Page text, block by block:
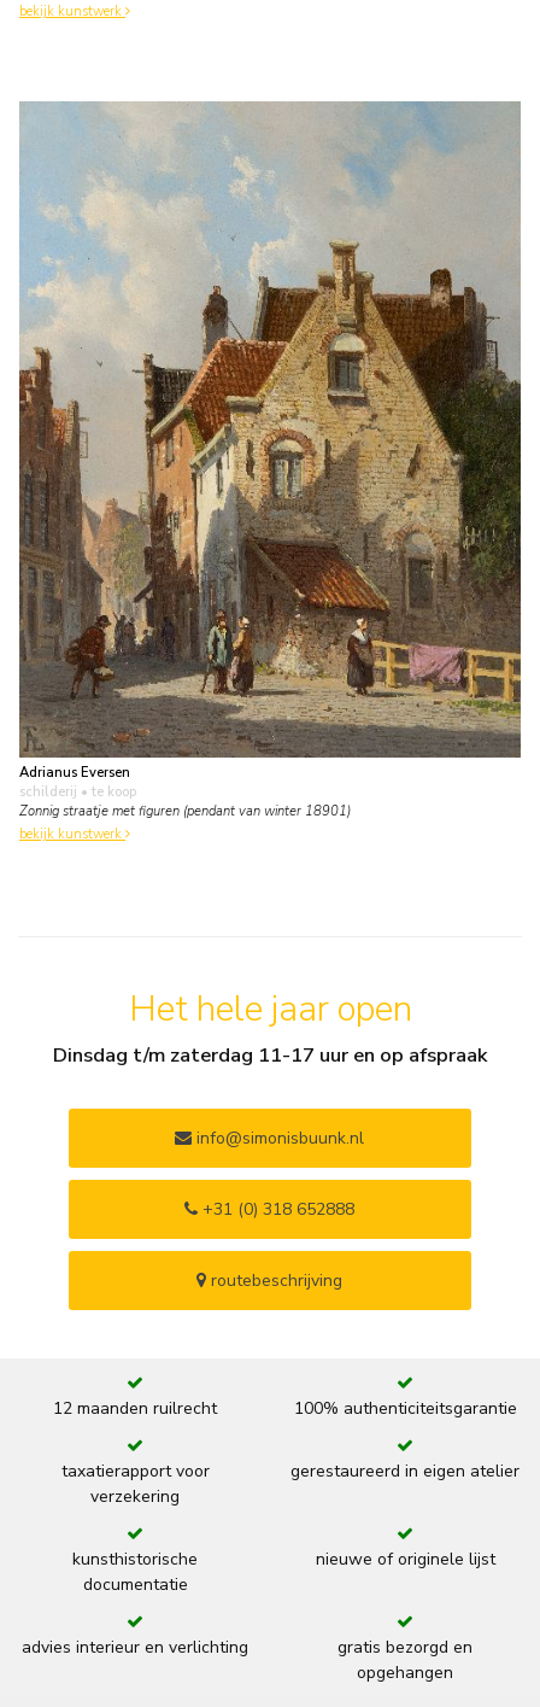
bekijk kunstwerk
Adrianus Eversen
schilderij • te koop
Zonnig straatje met figuren (pendant van winter 18901)
bekijk kunstwerk
Het hele jaar open
Dinsdag t/m zaterdag 11-17 uur en op afspraak
info@simonisbuunk.nl
+31 (0) 318 652888
routebeschrijving
12 maanden ruilrecht 100% authenticiteitsgarantie
taxatierapport voor
verzekering
gerestaureerd in eigen atelier
kunsthistorische
documentatie
nieuwe of originele lijst
advies interieur en verlichting
gratis bezorgd en
opgehangen